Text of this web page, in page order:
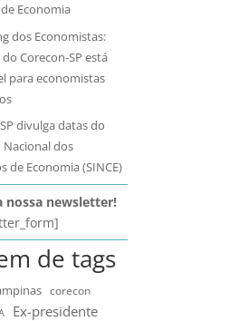
Economia
dos Economistas:
Corecon-SP está
para economistas
divulga datas do
Nacional dos
de Economia (SINCE)
nossa newsletter!
de tags
corecon
Ex-presidente